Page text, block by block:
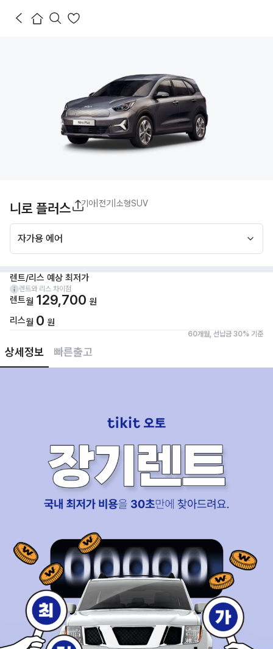
상세정보 빠른출고
니로 플러스 기아|전기 |소형SUV
자가용 에어
렌트/리스 예상 최저가
렌트와 리스 차이점
렌트월 129,700 원
리스월 0 원
60개월, 선납금 30% 기준